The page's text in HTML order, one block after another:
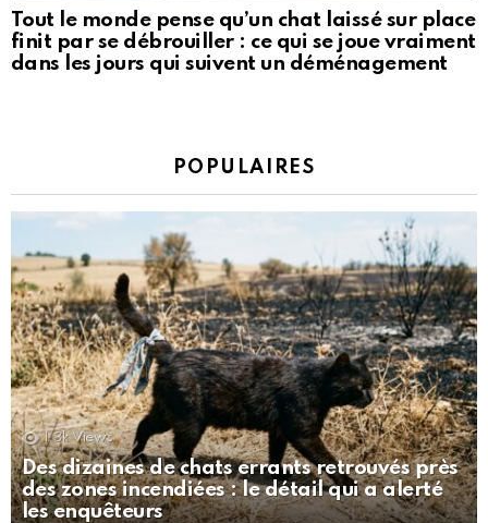
Tout le monde pense qu’un chat laissé sur place
finit par se débrouiller : ce qui se joue vraiment
dans les jours qui suivent un déménagement
POPULAIRES
1.3k Views
Des dizaines de chats errants retrouvés près
des zones incendiées : le détail qui a alerté
les enquêteurs